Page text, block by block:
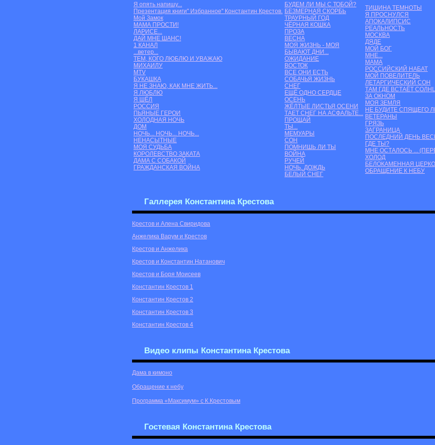
Я опять напишу...
Презентация книги'' Избранное'' Константин Крестов.
Мой Замок
МАМА ПРОСТИ!
ЛАРИСЕ...
ДАЙ МНЕ ШАНС!
1 КАНАЛ
...ветер...
ТЕМ, КОГО ЛЮБЛЮ И УВАЖАЮ
МИХАИЛУ
MTV
БУКАШКА
Я НЕ ЗНАЮ, КАК МНЕ ЖИТЬ...
Я ЛЮБЛЮ
Я ШЁЛ
РОССИЯ
ПЬЯНЫЕ ГЕРОИ
ХОЛОДНАЯ НОЧЬ
ДОМ
НОЧЬ... НОЧЬ... НОЧЬ...
НЕНАСЫТНЫЕ
МОЯ СУДЬБА
КОРОЛЕВСТВО ЗАКАТА
ДАМА С СОБАКОЙ
ГРАЖДАНСКАЯ ВОЙНА
БУДЕМ ЛИ МЫ С ТОБОЙ?
БЕЗМЕРНАЯ СКОРБЬ
ТРАУРНЫЙ ГОД
ЧЁРНАЯ КОШКА
ПРОЗА
ВЕСНА
МОЯ ЖИЗНЬ - МОЯ
БЫВАЮТ ДНИ...
ОЖИДАНИЕ
ВОСТОК
ВСЕ ОНИ ЕСТЬ
СОБАЧЬЯ ЖИЗНЬ
СНЕГ
ЕЩЁ ОДНО СЕРДЦЕ
ОСЕНЬ
ЖЁЛТЫЕ ЛИСТЬЯ ОСЕНИ
ТАЕТ СНЕГ НА АСФАЛЬТЕ...
ПРОЩАЙ
ТЫ...
МЕМУАРЫ
СОН
ПОМНИШЬ ЛИ ТЫ
ВОЙНА
РУЧЕЙ
НОЧЬ. ДОЖДЬ
БЕЛЫЙ СНЕГ
ТИШИНА ТЕМНОТЫ
Я ПРОСНУЛСЯ
АПОКАЛИПСИС
РЕАЛЬНОСТЬ
МОСКВА
ДЯДЕ
МОЙ БОГ
МНЕ...
МАМА
РОССИЙСКИЙ НАБАТ
МОЙ ПОВЕЛИТЕЛЬ
ЛЕТАРГИЧЕСКИЙ СОН
ТАМ ГДЕ ВСТАЁТ
ЗА ОКНОМ
МОЯ ЗЕМЛЯ
НЕ БУДИТЕ СПЯЩЕГО
ВЕТЕРАНЫ
ГРЯЗЬ
ЗАГРАНИЦА
ПОСЛЕДНИЙ ДЕНЬ
ГДЕ ТЫ?
МНЕ ОСТАЛОСЬ ...
ХОЛОД
БЕЛОКАМЕННАЯ
ОБРАЩЕНИЕ К НЕБУ
Галлерея Константина Крестова
Крестов и Алена Свиридова
Анжелика Варум и Крестов
Крестов и Анжелика
Крестов и Константин Натанович
Крестов и Боря Моисеев
Константин Крестов 1
Константин Крестов 2
Константин Крестов 3
Константин Крестов 4
Видео клипы Константина Крестова
Дама в кимоно
Обращение к небу
Программа «Максимум» с К.Крестовым
Гостевая Константина Крестова